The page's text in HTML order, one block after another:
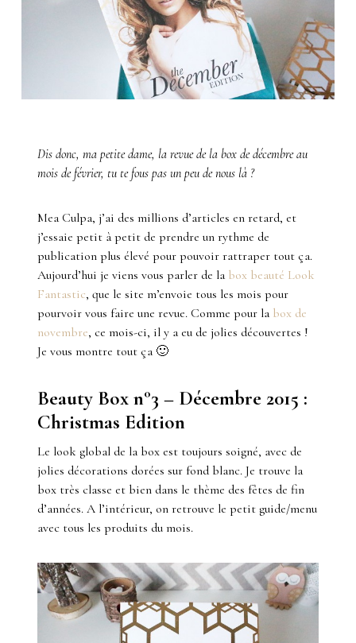
Dis donc, ma petite dame, la revue de la box de décembre au
mois de février, tu te fous pas un peu de nous là ?
Mea Culpa, j’ai des millions d’articles en retard, et
j’essaie petit à petit de prendre un rythme de
publication plus élevé pour pouvoir rattraper tout ça.
Aujourd’hui je viens vous parler de la box beauté Look
Fantastic, que le site m’envoie tous les mois pour
pourvoir vous faire une revue. Comme pour la box de
novembre, ce mois-ci, il y a eu de jolies découvertes !
Je vous montre tout ça 🙂
Beauty Box n°3 – Décembre 2015 :
Christmas Edition
Le look global de la box est toujours soigné, avec de
jolies décorations dorées sur fond blanc. Je trouve la
box très classe et bien dans le thème des fêtes de fin
d’années. A l’intérieur, on retrouve le petit guide/menu
avec tous les produits du mois.